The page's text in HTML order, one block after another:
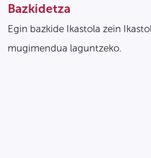
Bazkidetza
Egin bazkide Ikastola zein
mugimendua laguntzeko.